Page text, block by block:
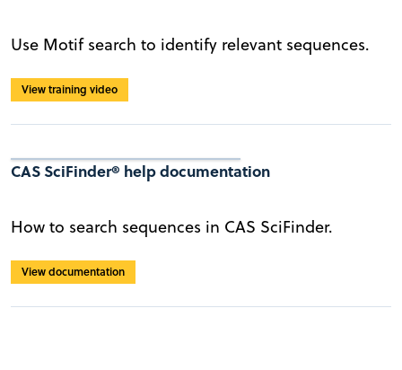
Use Motif search to identify relevant sequences.
View training video
CAS SciFinder® help documentation
How to search sequences in CAS SciFinder.
View documentation